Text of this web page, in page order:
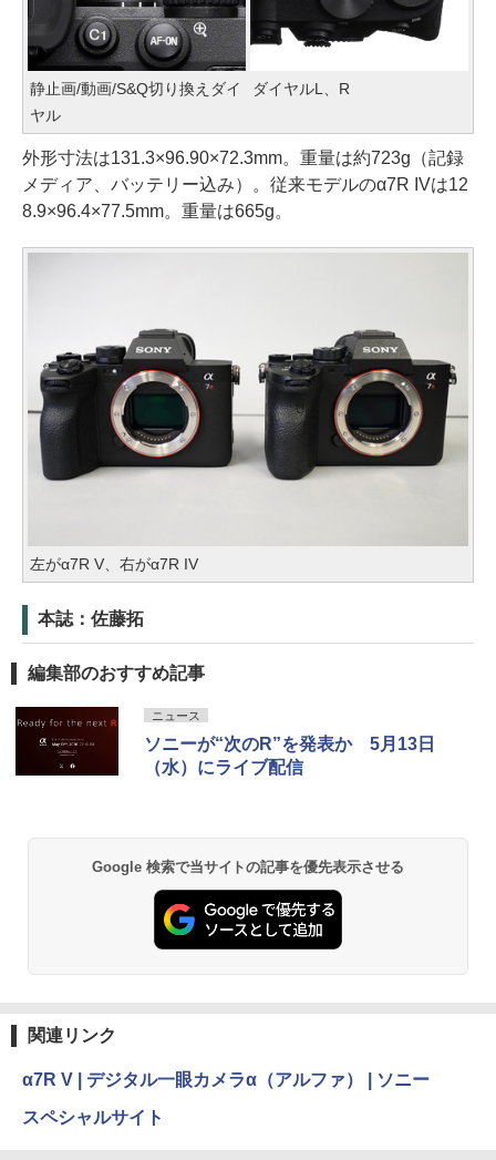
静止画/動画/S&Q切り換えダイ
ヤル
ダイヤルL、R
外形寸法は131.3×96.90×72.3mm。重量は約723g（記録
メディア、バッテリー込み）。従来モデルのα7R IVは12
8.9×96.4×77.5mm。重量は665g。
左がα7R V、右がα7R IV
本誌：佐藤拓
編集部のおすすめ記事
ニュース
ソニーが“次のR”を発表か 5月13日
（水）にライブ配信
Google 検索で当サイトの記事を優先表示させる
関連リンク
α7R V | デジタル一眼カメラα（アルファ） | ソニー
スペシャルサイト